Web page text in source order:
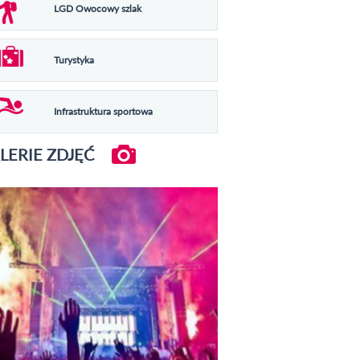
LGD Owocowy szlak
Turystyka
Infrastruktura sportowa
ZDJĘĆ